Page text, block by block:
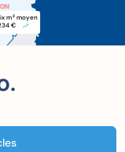
m2 moyen
€